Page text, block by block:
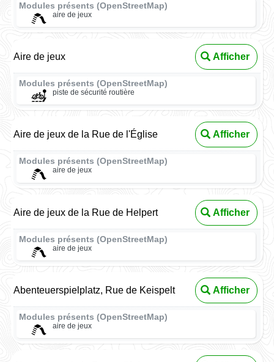
Modules présents (OpenStreetMap)
aire de jeux
Aire de jeux Afficher
Modules présents (OpenStreetMap)
piste de sécurité routière
Aire de jeux de la Rue de l'Église Afficher
Modules présents (OpenStreetMap)
aire de jeux
Aire de jeux de la Rue de Helpert Afficher
Modules présents (OpenStreetMap)
aire de jeux
Abenteuerspielplatz, Rue de Keispelt Afficher
Modules présents (OpenStreetMap)
aire de jeux